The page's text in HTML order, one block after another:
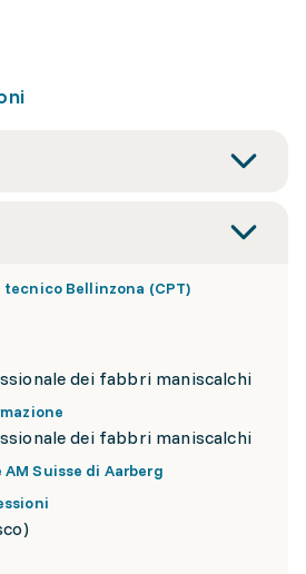
Bellinzona (CPT)
dei fabbri maniscalchi
dei fabbri maniscalchi
Suisse di Aarberg